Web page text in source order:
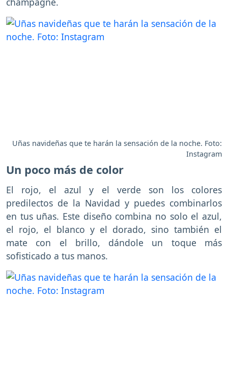
Uñas navideñas que te harán la sensación de la noche. Foto:
Instagram
Un poco más de color
El rojo, el azul y el verde son los colores
predilectos de la Navidad y puedes combinarlos
en tus uñas. Este diseño combina no solo el azul,
el rojo, el blanco y el dorado, sino también el
mate con el brillo, dándole un toque más
sofisticado a tus manos.